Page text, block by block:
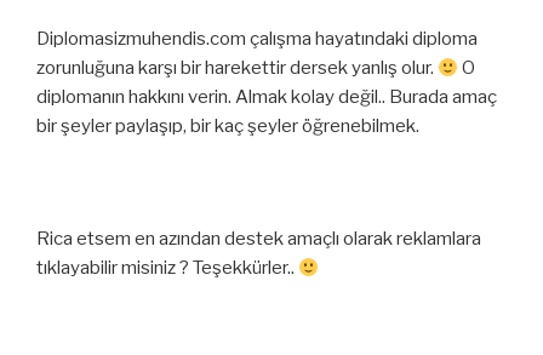
Diplomasizmuhendis.com çalışma hayatındaki diploma
zorunluğuna karşı bir harekettir dersek yanlış olur.
O
diplomanın hakkını verin. Almak kolay değil.. Burada amaç
bir şeyler paylaşıp, bir kaç şeyler öğrenebilmek.
Rica etsem en azından destek amaçlı olarak reklamlara
tıklayabilir misiniz ? Teşekkürler..